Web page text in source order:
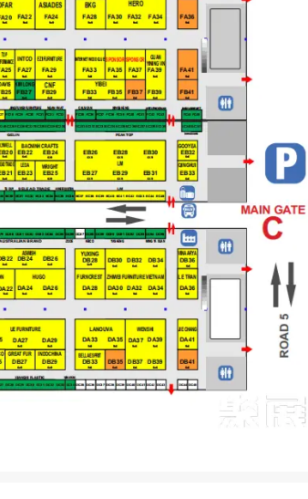
、Antique House、Hiep Long、Phu
Dat Binh Phuoc Furniture、Artifex
Vinabedding、Doan Ket 1（传统藤竹手
Company Limited（BSCI、FSC、
、Viet Wood Furniture、Viet Anh
、Tu Duy Handicraft、Hanoi
Company（年产200集装箱，BSCI、
Davis Trading、Jiangxi Dingzhirong
Hardwood Lumber、Conceria Tre
、Azure Glass、INTCO Industries
Industry Compressors、Green Dry
、Scancom、Fine Scandinavian、
、Wood Concept、Sagacity Sailing